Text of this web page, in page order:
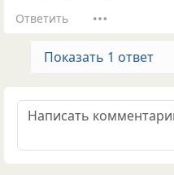
Ответить
Показать 1 ответ